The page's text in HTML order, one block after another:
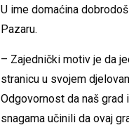
U ime domaćina
Pazaru.
– Zajednički motiv je da
stranicu u svojem
Odgovornost da naš
snagama učinili da ovaj